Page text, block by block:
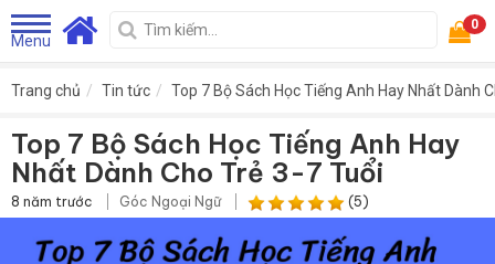
Menu
0
Trang chủ Tin tức Top 7 Bộ Sách Học Tiếng Anh Hay Nhất Dành
Top 7 Bộ Sách Học Tiếng Anh Hay
Nhất Dành Cho Trẻ 3-7 Tuổi
8 năm trước Góc Ngoại Ngữ (5)